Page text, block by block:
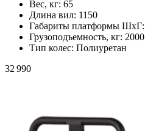
Вес, кг: 65
Длина вил: 1150
Габариты платформы ШxГ:
Грузоподъемность, кг: 2000
Тип колес: Полиуретан
32 990